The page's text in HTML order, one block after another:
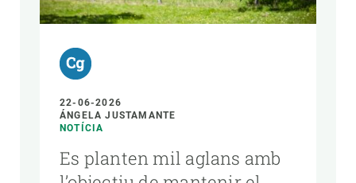
22-06-2026
ÁNGELA JUSTAMANTE
NOTÍCIA
Es planten mil aglans amb